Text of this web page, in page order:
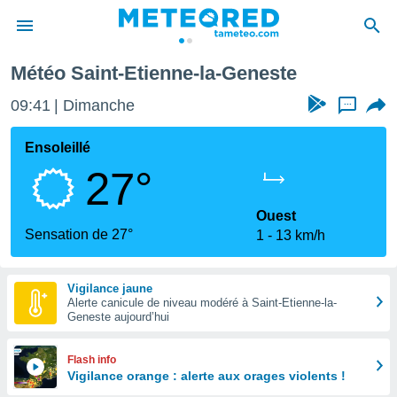
de
Météo Saint-Etienne-la-Geneste
09:41 Dimanche ...
Ensoleillé
27°
Sensation de 27°
Ouest
1
13 km/h
Vigilance jaune
Alerte canicule de niveau modéré à Saint-Etienne-la-
Geneste aujourd’hui
Flash info
Vigilance orange : alerte aux orages violents !